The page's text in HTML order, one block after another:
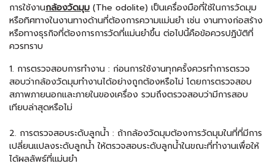
การใช้งานกล้องวัดมุม (The odolite) เป็นเครื่องมือที่ใช้ในการวัดมุม
หรือทิศทางในงานทางด้านที่ต้องการความแม่นยำ เช่น งานทางก่อสร้าง
หรือทางธุรกิจที่ต้องการการวัดที่แม่นยำขึ้น ต่อไปนี้คือข้อควรปฏิบัติที่
ควรทราบ
1. การตรวจสอบการทำงาน : ก่อนการใช้งานทุกครั้งควรทำการตรวจ
สอบว่ากล้องวัดมุมทำงานได้อย่างถูกต้องหรือไม่ โดยการตรวจสอบ
สภาพภายนอกและภายในของเครื่อง รวมถึงตรวจสอบว่ามีการสอบ
เทียบล่าสุดหรือไม่
2. การตรวจสอบระดับลูกน้ำ : ถ้ากล้องวัดมุมต้องการวัดมุมในที่ที่มีการ
เปลี่ยนแปลงระดับลูกน้ำ ให้ตรวจสอบระดับลูกน้ำในขณะที่ทำงานเพื่อให้
ได้ผลลัพธ์ที่แม่นยำ